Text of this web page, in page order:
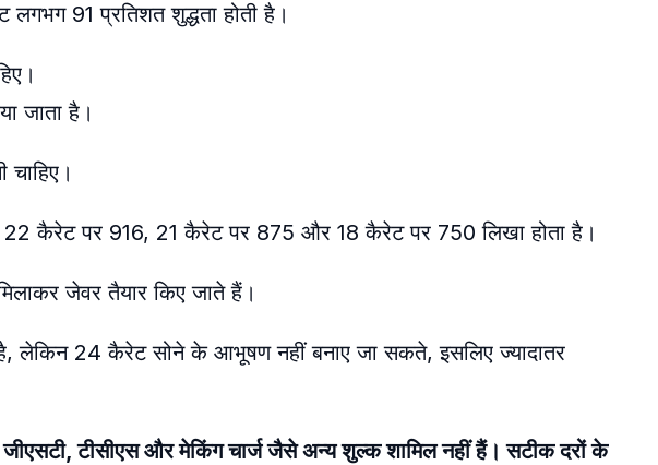
91 प्रतिशत शुद्धता होती है।
जाता है।
पर 916, 21 कैरेट पर 875 और 18 कैरेट पर 750 लिखा होता है।
जेवर तैयार किए जाते हैं।
लेकिन 24 कैरेट सोने के आभूषण नहीं बनाए जा सकते, इसलिए ज्यादातर
टीसीएस और मेकिंग चार्ज जैसे अन्य शुल्क शामिल नहीं हैं। सटीक दरों के